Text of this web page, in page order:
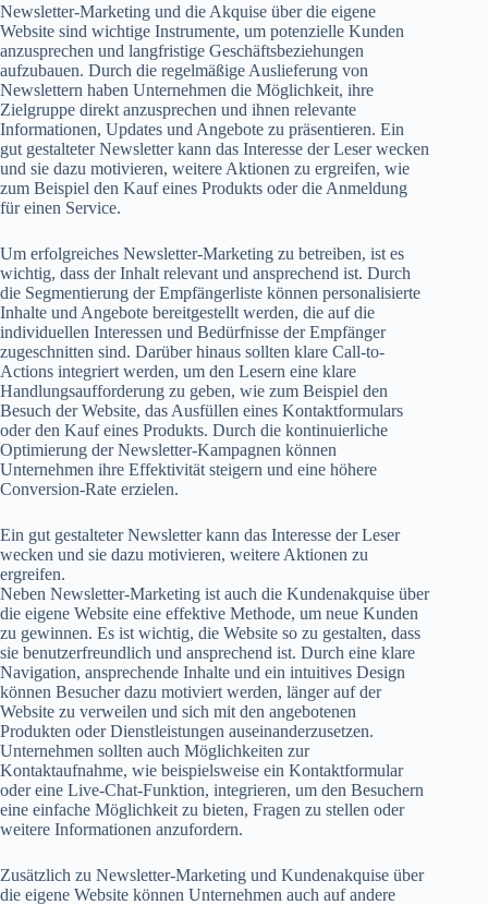
Newsletter-Marketing und die Akquise über die eigene
Website sind wichtige Instrumente, um potenzielle Kunden
anzusprechen und langfristige Geschäftsbeziehungen
aufzubauen. Durch die regelmäßige Auslieferung von
Newslettern haben Unternehmen die Möglichkeit, ihre
Zielgruppe direkt anzusprechen und ihnen relevante
Informationen, Updates und Angebote zu präsentieren. Ein
gut gestalteter Newsletter kann das Interesse der Leser wecken
und sie dazu motivieren, weitere Aktionen zu ergreifen, wie
zum Beispiel den Kauf eines Produkts oder die Anmeldung
für einen Service.
Um erfolgreiches Newsletter-Marketing zu betreiben, ist es
wichtig, dass der Inhalt relevant und ansprechend ist. Durch
die Segmentierung der Empfängerliste können personalisierte
Inhalte und Angebote bereitgestellt werden, die auf die
individuellen Interessen und Bedürfnisse der Empfänger
zugeschnitten sind. Darüber hinaus sollten klare Call-to-
Actions integriert werden, um den Lesern eine klare
Handlungsaufforderung zu geben, wie zum Beispiel den
Besuch der Website, das Ausfüllen eines Kontaktformulars
oder den Kauf eines Produkts. Durch die kontinuierliche
Optimierung der Newsletter-Kampagnen können
Unternehmen ihre Effektivität steigern und eine höhere
Conversion-Rate erzielen.
Ein gut gestalteter Newsletter kann das Interesse der Leser
wecken und sie dazu motivieren, weitere Aktionen zu
ergreifen.
Neben Newsletter-Marketing ist auch die Kundenakquise über
die eigene Website eine effektive Methode, um neue Kunden
zu gewinnen. Es ist wichtig, die Website so zu gestalten, dass
sie benutzerfreundlich und ansprechend ist. Durch eine klare
Navigation, ansprechende Inhalte und ein intuitives Design
können Besucher dazu motiviert werden, länger auf der
Website zu verweilen und sich mit den angebotenen
Produkten oder Dienstleistungen auseinanderzusetzen.
Unternehmen sollten auch Möglichkeiten zur
Kontaktaufnahme, wie beispielsweise ein Kontaktformular
oder eine Live-Chat-Funktion, integrieren, um den Besuchern
eine einfache Möglichkeit zu bieten, Fragen zu stellen oder
weitere Informationen anzufordern.
Zusätzlich zu Newsletter-Marketing und Kundenakquise über
die eigene Website können Unternehmen auch auf andere